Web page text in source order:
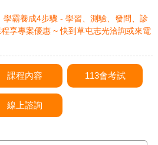
霸養成4步驟 - 學習、測驗、發問、診
享專案優惠 ~ 快到草屯志光洽詢或來電
課程內容 113會考試
線上諮詢